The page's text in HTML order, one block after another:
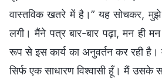
वास्तविक खतरे में है।” यह सोचकर, मुझे
लगी। मैंने पत्र बार-बार पढ़ा, मन ही
रूप से इस कार्य का अनुवर्तन कर रही
सिर्फ एक साधारण विश्वासी हूँ। मैं उसके